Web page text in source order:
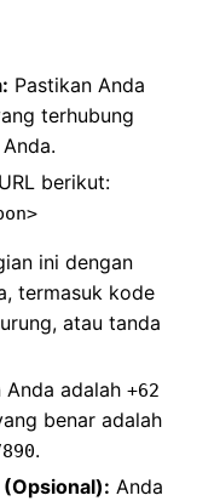
Pastikan Anda
terhubung
berikut:
ini dengan
termasuk kode
atau tanda
adalah +62
benar adalah
.
Anda